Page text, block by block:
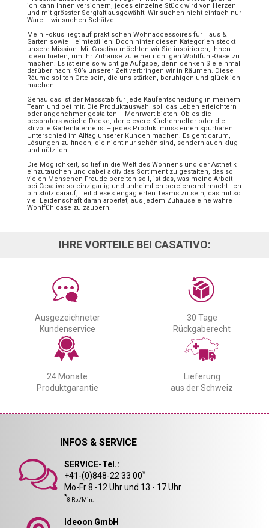
ich kann Ihnen versichern, jedes einzelne Stück wird von Herzen
und mit grösster Sorgfalt ausgewählt. Wir suchen nicht einfach nur
Ware – wir suchen Schätze.
Mein Fokus liegt auf praktischen Wohnaccessoires für Haus &
Garten sowie Heimtextilien. Doch hinter diesen Kategorien steckt
unsere Mission: Mit Casativo möchten wir Sie inspirieren, Ihnen
Ideen bieten, um Ihr Zuhause zu einer richtigen Wohlfühl-Oase zu
machen. Es ist eine so wichtige Aufgabe, denn denken Sie einmal
darüber nach: 90% unserer Zeit verbringen wir in Räumen. Diese
Räume sollten Orte sein, die uns stärken, beruhigen und glücklich
machen.
Genau das ist der Massstab für jede Kaufentscheidung in meinem
Team und bei mir. Die Produktauswahl soll das Leben erleichtern
oder angenehmer gestalten – Mehrwert bieten. Ob es die
besonders weiche Decke, der clevere Küchenhelfer oder die
stilvolle Gartenlaterne ist – jedes Produkt muss einen spürbaren
Unterschied im Alltag unserer Kunden machen. Es geht darum,
Lösungen zu finden, die nicht nur schön sind, sondern auch klug
und nützlich.
Die Möglichkeit, so tief in die Welt des Wohnens und der Ästhetik
einzutauchen und dabei aktiv das Sortiment zu gestalten, das so
vielen Menschen Freude bereiten soll, ist das, was meine Arbeit
bei Casativo so einzigartig und unheimlich bereichernd macht. Ich
bin stolz darauf, Teil dieses engagierten Teams zu sein, das mit so
viel Leidenschaft daran arbeitet, aus jedem Zuhause eine wahre
Wohlfühloase zu zaubern.
IHRE VORTEILE BEI CASATIVO:
Ausgezeichneter
Kundenservice
30 Tage
Rückgaberecht
24 Monate
Produktgarantie
Lieferung
aus der Schweiz
INFOS & SERVICE
SERVICE-Tel.:
+41-(0)848-22 33 00*
Mo-Fr 8 -12 Uhr und 13 - 17 Uhr
*8 Rp./Min.
Ideoon GmbH